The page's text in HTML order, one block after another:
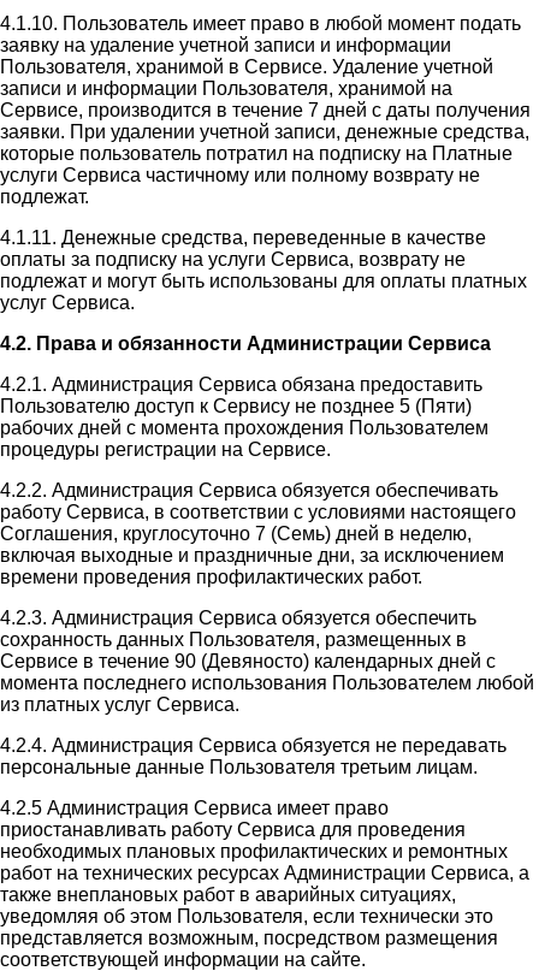
4.1.10. Пользователь имеет право в любой момент подать
заявку на удаление учетной записи и информации
Пользователя, хранимой в Сервисе. Удаление учетной
записи и информации Пользователя, хранимой на
Сервисе, производится в течение 7 дней с даты получения
заявки. При удалении учетной записи, денежные средства,
которые пользователь потратил на подписку на Платные
услуги Сервиса частичному или полному возврату не
подлежат.
4.1.11. Денежные средства, переведенные в качестве
оплаты за подписку на услуги Сервиса, возврату не
подлежат и могут быть использованы для оплаты платных
услуг Сервиса.
4.2. Права и обязанности Администрации Сервиса
4.2.1. Администрация Сервиса обязана предоставить
Пользователю доступ к Сервису не позднее 5 (Пяти)
рабочих дней с момента прохождения Пользователем
процедуры регистрации на Сервисе.
4.2.2. Администрация Сервиса обязуется обеспечивать
работу Сервиса, в соответствии с условиями настоящего
Соглашения, круглосуточно 7 (Семь) дней в неделю,
включая выходные и праздничные дни, за исключением
времени проведения профилактических работ.
4.2.3. Администрация Сервиса обязуется обеспечить
сохранность данных Пользователя, размещенных в
Сервисе в течение 90 (Девяносто) календарных дней с
момента последнего использования Пользователем любой
из платных услуг Сервиса.
4.2.4. Администрация Сервиса обязуется не передавать
персональные данные Пользователя третьим лицам.
4.2.5 Администрация Сервиса имеет право
приостанавливать работу Сервиса для проведения
необходимых плановых профилактических и ремонтных
работ на технических ресурсах Администрации Сервиса, а
также внеплановых работ в аварийных ситуациях,
уведомляя об этом Пользователя, если технически это
представляется возможным, посредством размещения
соответствующей информации на сайте.